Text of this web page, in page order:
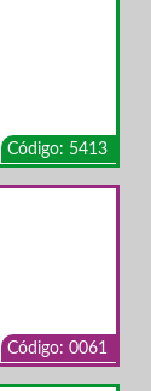
Código: 5413
Código: 0061